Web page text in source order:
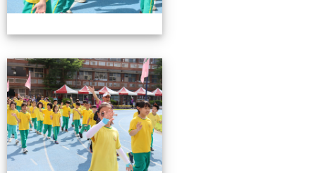
0503運動會花絮-2